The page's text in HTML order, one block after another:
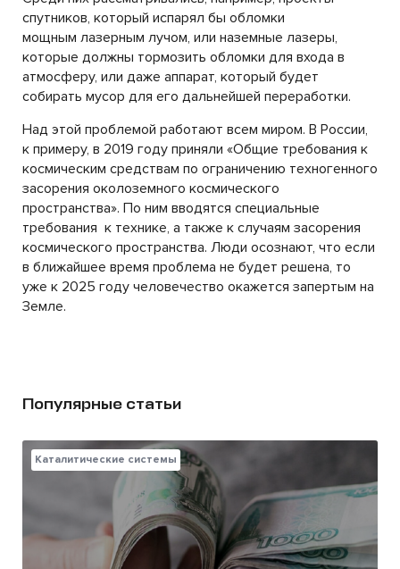
спутников, который испарял бы обломки
мощным лазерным лучом, или наземные лазеры,
которые должны тормозить обломки для входа в
атмосферу, или даже аппарат, который будет
собирать мусор для его дальнейшей переработки.
Над этой проблемой работают всем миром. В России,
к примеру, в 2019 году приняли «Общие требования к
космическим средствам по ограничению техногенного
засорения околоземного космического
пространства». По ним вводятся специальные
требования к технике, а также к случаям засорения
космического пространства. Люди осознают, что если
в ближайшее время проблема не будет решена, то
уже к 2025 году человечество окажется запертым на
Земле.
Популярные статьи
Каталитические системы